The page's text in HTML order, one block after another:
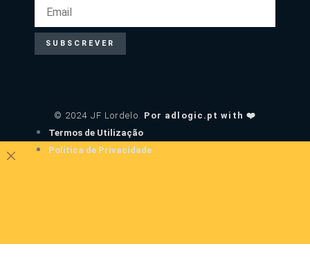
SUBSCREVER
© 2024 JF Lordelo. Por adlogic.pt with ❤️
Termos de Utilização
Política de Privacidade